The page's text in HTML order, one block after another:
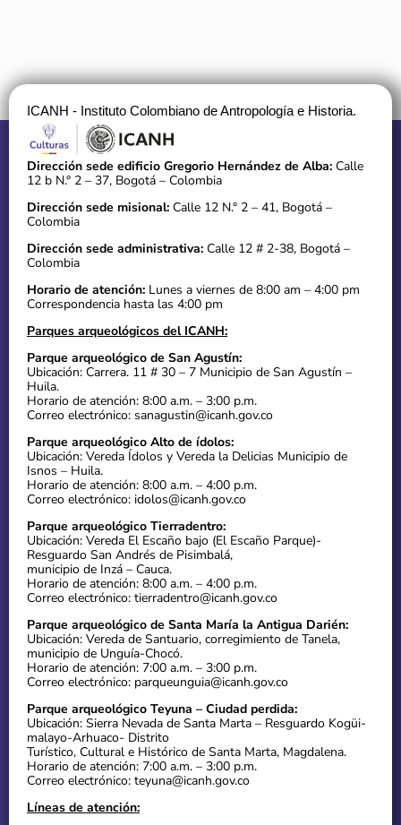
ICANH - Instituto Colombiano de Antropología e Historia.
Dirección sede edificio Gregorio Hernández de Alba: Calle
12 b N.° 2 – 37, Bogotá – Colombia
Dirección sede misional: Calle 12 N.° 2 – 41, Bogotá –
Colombia
Dirección sede administrativa: Calle 12 # 2-38, Bogotá –
Colombia
Horario de atención: Lunes a viernes de 8:00 am – 4:00 pm
Correspondencia hasta las 4:00 pm
Parques arqueológicos del ICANH:
Parque arqueológico de San Agustín:
Ubicación: Carrera. 11 # 30 – 7 Municipio de San Agustín –
Huila.
Horario de atención: 8:00 a.m. – 3:00 p.m.
Correo electrónico: sanagustin@icanh.gov.co
Parque arqueológico Alto de ídolos:
Ubicación: Vereda Ídolos y Vereda la Delicias Municipio de
Isnos – Huila.
Horario de atención: 8:00 a.m. – 4:00 p.m.
Correo electrónico: idolos@icanh.gov.co
Parque arqueológico Tierradentro:
Ubicación: Vereda El Escaño bajo (El Escaño Parque)-
Resguardo San Andrés de Pisimbalá,
municipio de Inzá – Cauca.
Horario de atención: 8:00 a.m. – 4:00 p.m.
Correo electrónico: tierradentro@icanh.gov.co
Parque arqueológico de Santa María la Antigua Darién:
Ubicación: Vereda de Santuario, corregimiento de Tanela,
municipio de Unguía-Chocó.
Horario de atención: 7:00 a.m. – 3:00 p.m.
Correo electrónico: parqueunguia@icanh.gov.co
Parque arqueológico Teyuna – Ciudad perdida:
Ubicación: Sierra Nevada de Santa Marta – Resguardo Kogüi-
malayo-Arhuaco- Distrito
Turístico, Cultural e Histórico de Santa Marta, Magdalena.
Horario de atención: 7:00 a.m. – 3:00 p.m.
Correo electrónico: teyuna@icanh.gov.co
Líneas de atención: